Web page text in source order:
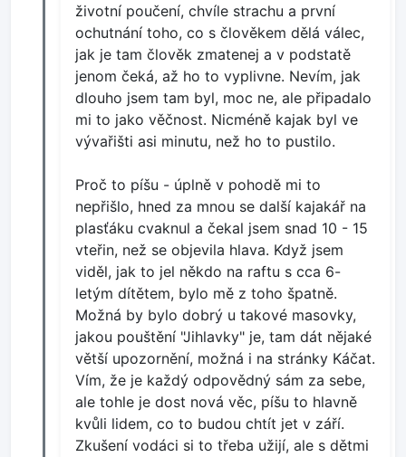
životní poučení, chvíle strachu a první
ochutnání toho, co s člověkem dělá válec,
jak je tam člověk zmatenej a v podstatě
jenom čeká, až ho to vyplivne. Nevím, jak
dlouho jsem tam byl, moc ne, ale připadalo
mi to jako věčnost. Nicméně kajak byl ve
vývařišti asi minutu, než ho to pustilo.
Proč to píšu - úplně v pohodě mi to
nepřišlo, hned za mnou se další kajakář na
plasťáku cvaknul a čekal jsem snad 10 - 15
vteřin, než se objevila hlava. Když jsem
viděl, jak to jel někdo na raftu s cca 6-
letým dítětem, bylo mě z toho špatně.
Možná by bylo dobrý u takové masovky,
jakou pouštění "Jihlavky" je, tam dát nějaké
větší upozornění, možná i na stránky Káčat.
Vím, že je každý odpovědný sám za sebe,
ale tohle je dost nová věc, píšu to hlavně
kvůli lidem, co to budou chtít jet v září.
Zkušení vodáci si to třeba užijí, ale s dětmi